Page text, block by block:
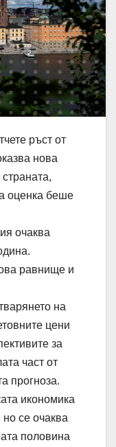
ръст от
нова
оценка беше
очаква
равнище и
на
цени
за
част от
прогноза.
икономика
но се очаква
половина